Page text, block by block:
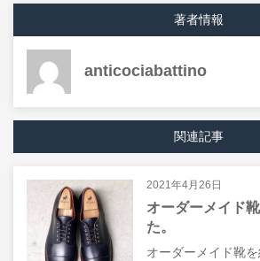
著者情報
anticociabattino
関連記事
2021年4月26日
オーダーメイド
た。
オーダーメイド靴を